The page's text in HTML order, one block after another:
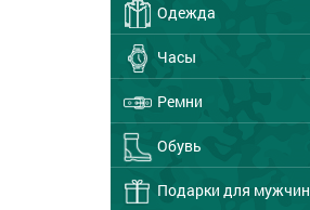
Одежда
Часы
Ремни
Обувь
Подарки для мужчин